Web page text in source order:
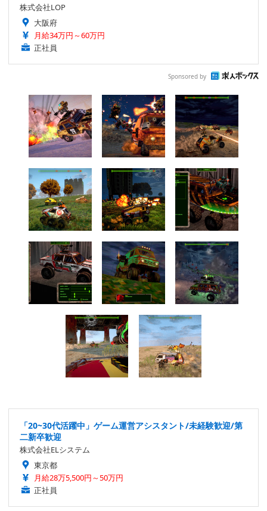
株式会社LOP
大阪府
月給34万円～60万円
正社員
Sponsored by
「20~30代活躍中」ゲーム運営アシスタント/未経験歓迎/第
二新卒歓迎
株式会社ELシステム
東京都
月給28万5,500円～50万円
正社員